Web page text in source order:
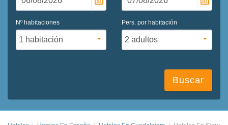
Nº habitaciones Pers. por habitación
Buscar